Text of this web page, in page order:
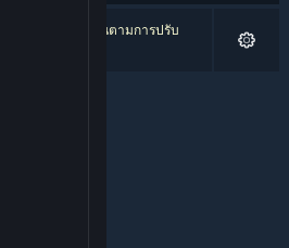
ตภัณฑ์ได้ถูกละเว้นตามการปรับ